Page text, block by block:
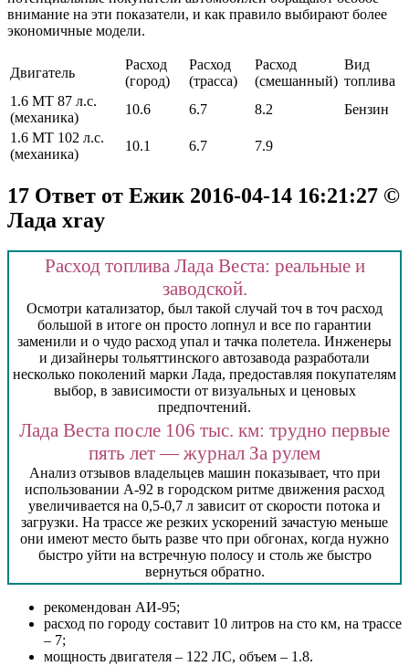
внимание на эти показатели, и как правило выбирают более
экономичные модели.
Двигатель
Расход
(город)
Расход
(трасса)
Расход
(смешанный)
Вид
топлива
1.6 MT 87 л.с.
(механика)
10.6 6.7 8.2
Бензин
1.6 MT 102 л.с.
(механика)
10.1 6.7 7.9
17 Ответ от Ежик 2016-04-14 16:21:27 ©
Лада xray
Расход топлива Лада Веста: реальные и
заводской.
Осмотри катализатор, был такой случай точ в точ расход
большой в итоге он просто лопнул и все по гарантии
заменили и о чудо расход упал и тачка полетела. Инженеры
и дизайнеры тольяттинского автозавода разработали
несколько поколений марки Лада, предоставляя покупателям
выбор, в зависимости от визуальных и ценовых
предпочтений.
Лада Веста после 106 тыс. км: трудно первые
пять лет — журнал За рулем
Анализ отзывов владельцев машин показывает, что при
использовании А-92 в городском ритме движения расход
увеличивается на 0,5-0,7 л зависит от скорости потока и
загрузки. На трассе же резких ускорений зачастую меньше
они имеют место быть разве что при обгонах, когда нужно
быстро уйти на встречную полосу и столь же быстро
вернуться обратно.
рекомендован АИ-95;
расход по городу составит 10 литров на сто км, на трассе
– 7;
мощность двигателя – 122 ЛС, объем – 1.8.